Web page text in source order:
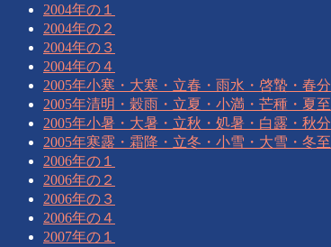
2004年の１
2004年の２
2004年の３
2004年の４
2005年小寒・大寒・立春・雨水・啓蟄・春分
2005年清明・穀雨・立夏・小満・芒種・夏至
2005年小暑・大暑・立秋・処暑・白露・秋分
2005年寒露・霜降・立冬・小雪・大雪・冬至
2006年の１
2006年の２
2006年の３
2006年の４
2007年の１